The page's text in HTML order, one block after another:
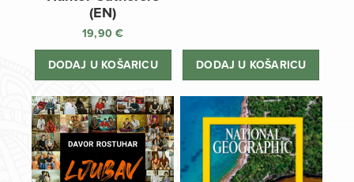
(EN)
19,90€
DODAJ U KOŠARICU
38,80 €.
34,90 €.
DODAJ U KOŠARICU